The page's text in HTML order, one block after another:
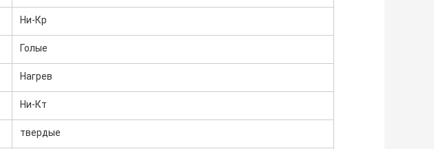
Ни-Кр
Голые
Нагрев
Ни-Кт
твердые